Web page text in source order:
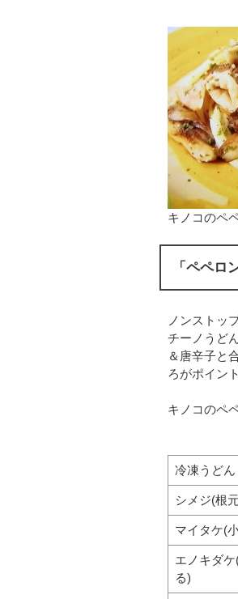
キノコのペ
「ペペロ
ノンストッ
チーノうど
＆唐辛子と
ろがポイン
キノコのペ
冷凍うどん
シメジ(根
マイタケ(
エノキダ
る)